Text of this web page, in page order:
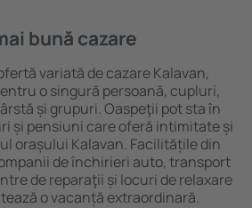
bună cazare
variată de cazare Kalavan,
o singură persoană, cupluri,
și grupuri. Oaspeţii pot sta în
și pensiuni care oferă intimitate și
orașului Kalavan. Facilitățile din
de închirieri auto, transport
de reparaţii și locuri de relaxare
o vacanță extraordinară.